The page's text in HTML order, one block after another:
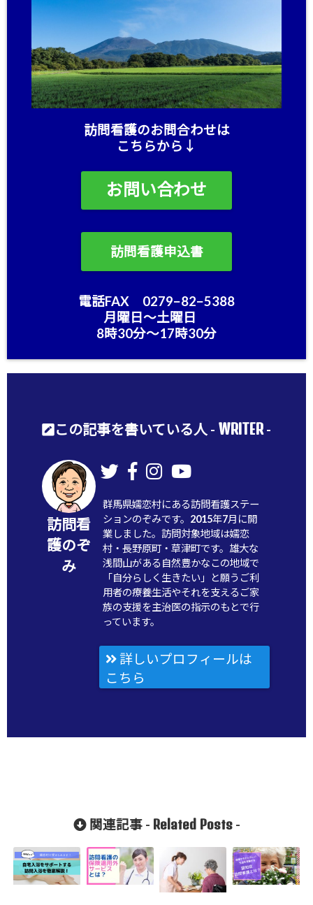
訪問看護のお問合わせは
こちらから↓
お問い合わせ
訪問看護申込書
電話FAX 0279−82−5388
月曜日〜土曜日
8時30分〜17時30分
この記事を書いている人 - WRITER-
訪問看
護のぞ
み
群馬県嬬恋村にある訪問看護ステー
ションのぞみです。2015年7月に開
業しました。訪問対象地域は嬬恋
村・長野原町・草津町です。雄大な
浅間山がある自然豊かなこの地域で
「自分らしく生きたい」と願うご利
用者の療養生活やそれを支えるご家
族の支援を主治医の指示のもとで行
っています。
詳しいプロフィールは
こちら
関連記事 - Related Posts-